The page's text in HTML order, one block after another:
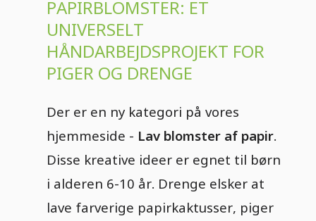
PAPIRBLOMSTER: ET
UNIVERSELT
HÅNDARBEJDSPROJEKT FOR
PIGER OG DRENGE
Der er en ny kategori på vores
hjemmeside - Lav blomster af papir.
Disse kreative ideer er egnet til børn
i alderen 6-10 år. Drenge elsker at
lave farverige papirkaktusser, piger